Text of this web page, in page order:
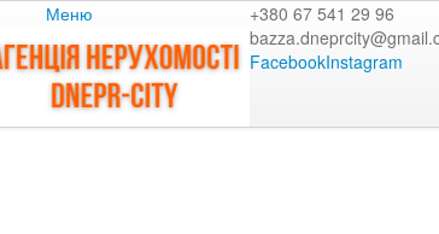
Меню
+380 67 541 29 96
FacebookInstagram